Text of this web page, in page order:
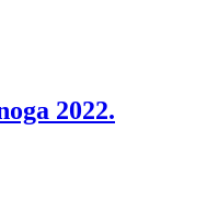
2022.